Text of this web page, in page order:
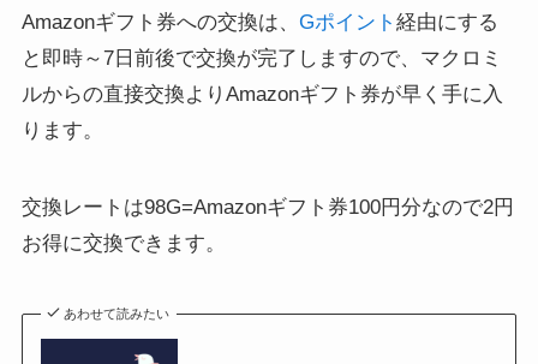
Amazonギフト券への交換は、 Gポイント 経由にする
と即時～7日前後で交換が完了しますので、マクロミ
ルからの直接交換よりAmazonギフト券が早く手に入
り ます。
交換レートは98G=Amazonギフト券100円分なので2円
お得に交換できます。
あわせて読みたい